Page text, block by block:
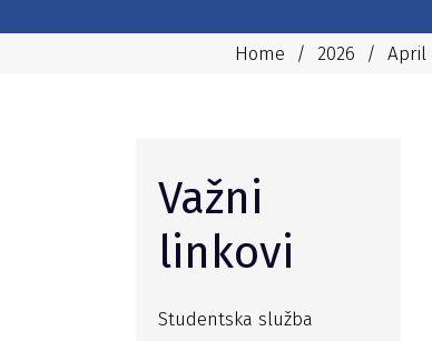
Home / 2026 / April
Važni
linkovi
Studentska služba